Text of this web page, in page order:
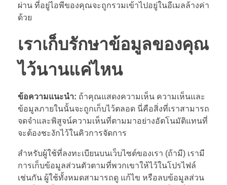
ผ่าน ที่อยู่ไอพีของคุณจะถูกรวมเข้าไปอยู่ในอีเมลล้างค่า
ด้วย
เราเก็บรักษาข้อมูลของคุณ
ไว้นานแค่ไหน
ข้อความแนะนำ: ถ้าคุณแสดงความเห็น ความเห็นและ
ข้อมูลภายในนั้นจะถูกเก็บไว้ตลอด นี่คือสิ่งที่เราสามารถ
จดจำและพิสูจน์ความเห็นที่ตามมาอย่างอัตโนมัติแทนที่
จะต้องชะงักไว้ในคิวการจัดการ
สำหรับผู้ใช้ที่ลงทะเบียนบนเว็บไซต์ของเรา (ถ้ามี) เรามี
การเก็บข้อมูลส่วนตัวตามที่พวกเขาให้ไว้ในโปรไฟล์
เช่นกัน ผู้ใช้ทั้งหมดสามารถดู แก้ไข หรือลบข้อมูลส่วน